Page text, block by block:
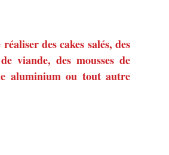
des cakes salés, des
viande, des mousses de
aluminium ou tout autre